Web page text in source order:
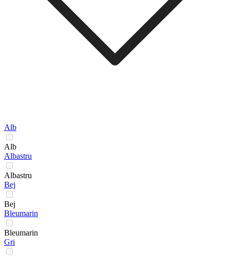
Alb
Alb
Albastru
Albastru
Bej
Bej
Bleumarin
Bleumarin
Gri